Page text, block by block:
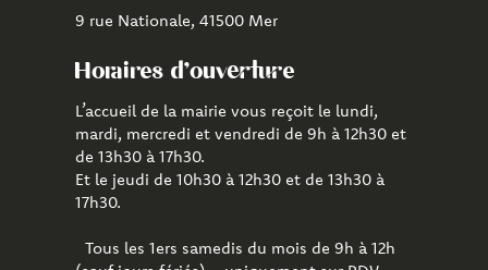
9 rue Nationale, 41500 Mer
Horaires d'ouverture
L’accueil de la mairie vous reçoit le lundi,
mardi, mercredi et vendredi de 9h à 12h30 et
de 13h30 à 17h30.
Et le jeudi de 10h30 à 12h30 et de 13h30 à
17h30.
Tous les 1ers samedis du mois de 9h à 12h